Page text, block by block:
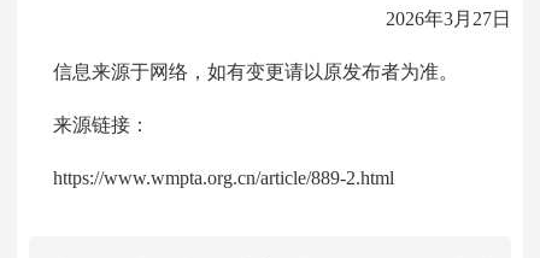
2026年3月27日
信息来源于网络，如有变更请以原发布者为准。
来源链接：
https://www.wmpta.org.cn/article/889-2.html